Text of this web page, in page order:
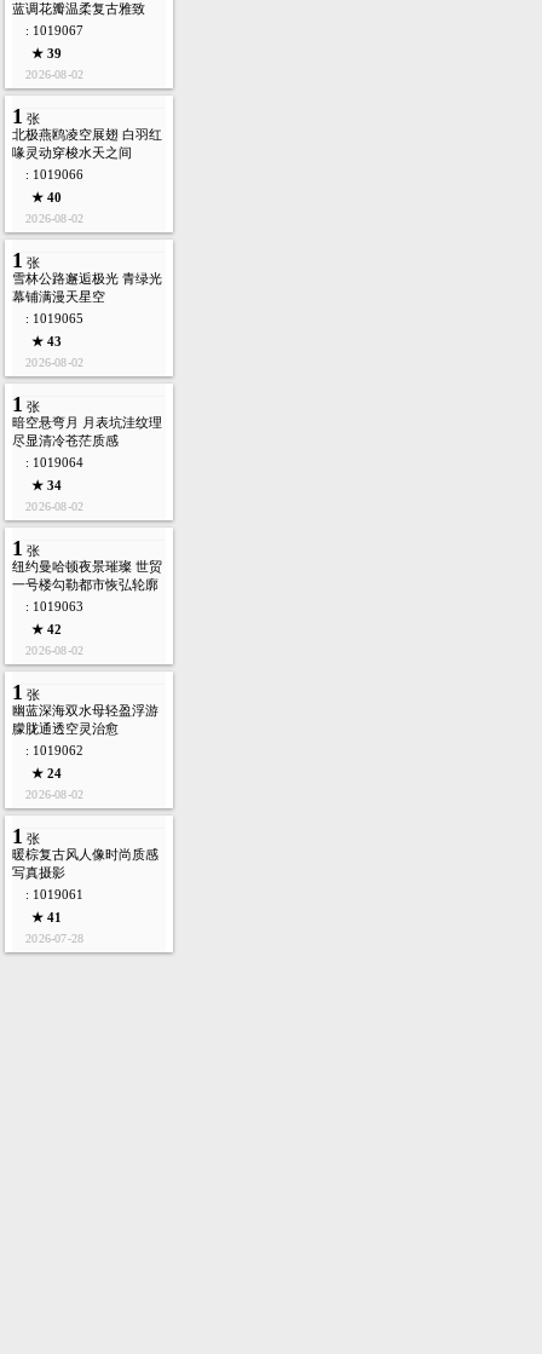
蓝调花瓣温柔复古雅致
: 1019067
★ 39
2026-08-02
1 张
北极燕鸥凌空展翅 白羽红
喙灵动穿梭水天之间
: 1019066
★ 40
2026-08-02
1 张
雪林公路邂逅极光 青绿光
幕铺满漫天星空
: 1019065
★ 43
2026-08-02
1 张
暗空悬弯月 月表坑洼纹理
尽显清冷苍茫质感
: 1019064
★ 34
2026-08-02
1 张
纽约曼哈顿夜景璀璨 世贸
一号楼勾勒都市恢弘轮廓
: 1019063
★ 42
2026-08-02
1 张
幽蓝深海双水母轻盈浮游
朦胧通透空灵治愈
: 1019062
★ 24
2026-08-02
1 张
暖棕复古风人像时尚质感
写真摄影
: 1019061
★ 41
2026-07-28